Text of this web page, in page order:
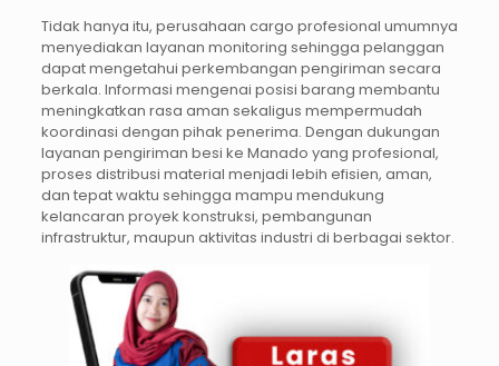
Tidak hanya itu, perusahaan cargo profesional umumnya
menyediakan layanan monitoring sehingga pelanggan
dapat mengetahui perkembangan pengiriman secara
berkala. Informasi mengenai posisi barang membantu
meningkatkan rasa aman sekaligus mempermudah
koordinasi dengan pihak penerima. Dengan dukungan
layanan pengiriman besi ke Manado yang profesional,
proses distribusi material menjadi lebih efisien, aman,
dan tepat waktu sehingga mampu mendukung
kelancaran proyek konstruksi, pembangunan
infrastruktur, maupun aktivitas industri di berbagai sektor.